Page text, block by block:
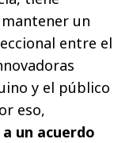
un
entre el
y el público
eso,
un acuerdo